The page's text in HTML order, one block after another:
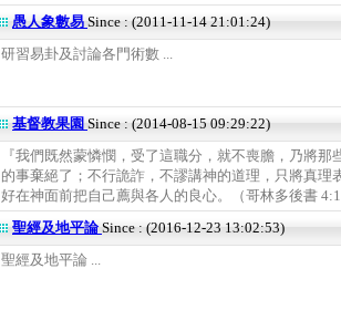
愚人象數易 Since : (2011-11-14 21:01:24)
研習易卦及討論各門術數 ...
基督教果園 Since : (2014-08-15 09:29:22)
『我們既然蒙憐憫，受了這職分，就不喪膽，乃將那
的事棄絕了；不行詭詐，不謬講神的道理，只將真理
好在神面前把自己薦與各人的良心。（哥林多後書
聖經及地平論Since : (2016-12-23 13:02:53)
聖經及地平論 ...